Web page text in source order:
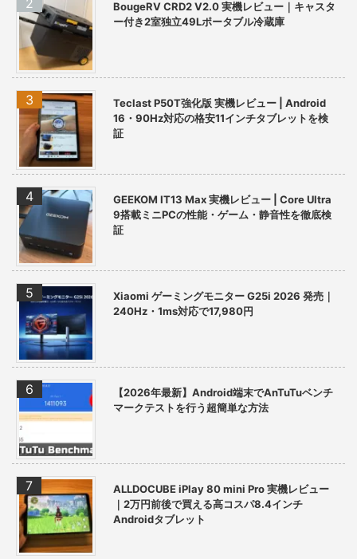
BougeRV CRD2 V2.0 実機レビュー｜キャスタ
ー付き2室独立49Lポータブル冷蔵庫
Teclast P50T強化版 実機レビュー | Android
16・90Hz対応の格安11インチタブレットを検
証
GEEKOM IT13 Max 実機レビュー | Core Ultra
9搭載ミニPCの性能・ゲーム・静音性を徹底検
証
Xiaomi ゲーミングモニター G25i 2026 発売｜
240Hz・1ms対応で17,980円
【2026年最新】Android端末でAnTuTuベンチ
マークテストを行う超簡単な方法
ALLDOCUBE iPlay 80 mini Pro 実機レビュー
｜2万円前後で買える高コスパ8.4インチ
Androidタブレット